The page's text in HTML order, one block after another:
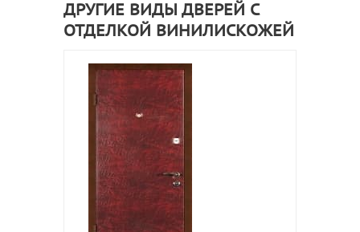
ДРУГИЕ ВИДЫ ДВЕРЕЙ С
ОТДЕЛКОЙ ВИНИЛИСКОЖЕЙ